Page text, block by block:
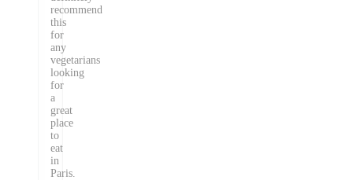
recommend
this
for
any
vegetarians
looking
for
a
great
place
to
eat
in
Paris.